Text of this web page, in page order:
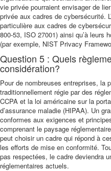
vie privée pourraient envisager de
privée aux cadres de cybersécurité.
particulière aux cadres de
800-53, ISO 27001) ainsi qu’à leurs
(par exemple, NIST Privacy
Question 5 : Quels
considération?
Pour de nombreuses entreprises, la
traditionnellement régie par des
CCPA et la loi américaine sur la
d’assurance maladie (HIPAA). Un
conformes aux exigences et
comprenant le paysage
peut choisir un cadre qui répond à
les efforts de mise en conformité.
pas respectées, le cadre deviendra
réglementaires actuels.